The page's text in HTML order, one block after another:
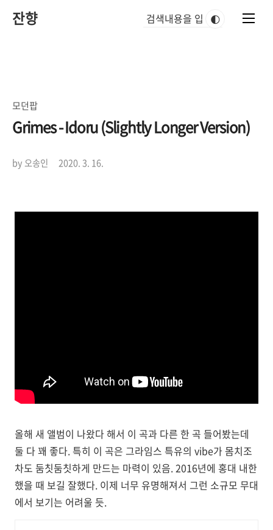
잔향 🌓
모던팝
Grimes - Idoru (Slightly Longer Version)
by 오송인 2020. 3. 16.
올해 새 앨범이 나왔다 해서 이 곡과 다른 한 곡 들어봤는데
둘 다 꽤 좋다. 특히 이 곡은 그라임스 특유의 vibe가 몸치조
차도 둠칫둠칫하게 만드는 마력이 있음. 2016년에 홍대 내한
했을 때 보길 잘했다. 이제 너무 유명해져서 그런 소규모 무대
에서 보기는 어려울 듯.